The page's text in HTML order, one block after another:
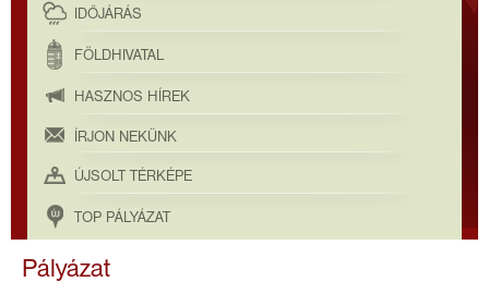
IDŐJÁRÁS
FÖLDHIVATAL
HASZNOS HÍREK
ÍRJON NEKÜNK
ÚJSOLT TÉRKÉPE
TOP PÁLYÁZAT
Pályázat